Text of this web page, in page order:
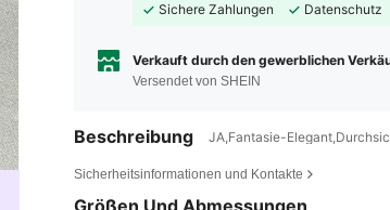
Sichere Zahlungen
Datenschutz
Verkauft durch den gewerblichen
Versendet von SHEIN
Beschreibung JA,Fantasie-
Sicherheitsinformationen und Kontakte